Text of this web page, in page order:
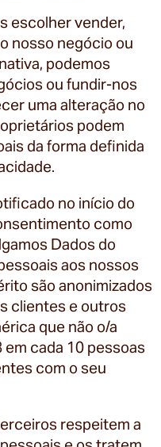
escolher vender,
nosso negócio ou
podemos
ou fundir-nos
uma alteração no
podem
da forma definida
no início do
como
Dados do
aos nossos
são anonimizados
clientes e outros
que não o/a
em cada 10 pessoas
com o seu
respeitem a